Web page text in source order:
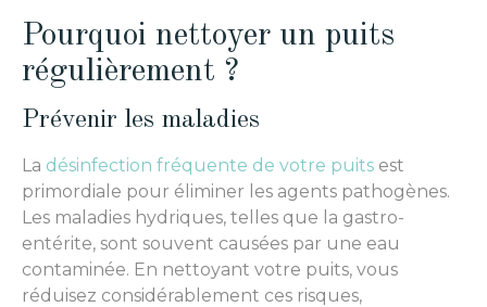
Pourquoi nettoyer un puits
régulièrement ?
Prévenir les maladies
La désinfection fréquente de votre puits est
primordiale pour éliminer les agents pathogènes.
Les maladies hydriques, telles que la gastro-
entérite, sont souvent causées par une eau
contaminée. En nettoyant votre puits, vous
réduisez considérablement ces risques,